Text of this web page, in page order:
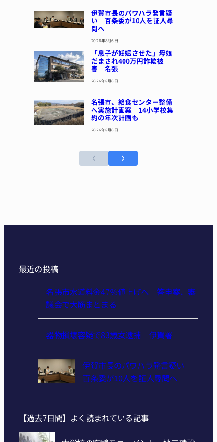
伊賀市長のパワハラ発言疑
い 百条委が10人を証人尋
問へ
2026年8月6日
「息子が妊娠させた」母娘
だまされ400万円詐欺被
害 名張
2026年8月6日
名張市、給食センター整備
へ実施計画案 14小学校集
約の年次計画も
2026年8月6日
最近の投稿
名張市水道料金47％値上げへ 答申案、審
議会で大筋まとまる
器物損壊容疑で83歳女逮捕 伊賀署
伊賀市長のパワハラ発言疑い
百条委が10人を証人尋問へ
【過去7日間】よく読まれている記事